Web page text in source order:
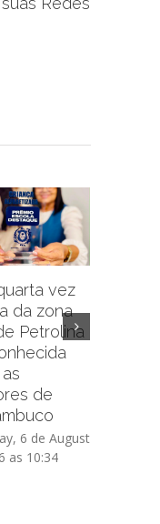
vez
da zona
Petrolina
de
6 de August
as 10:34